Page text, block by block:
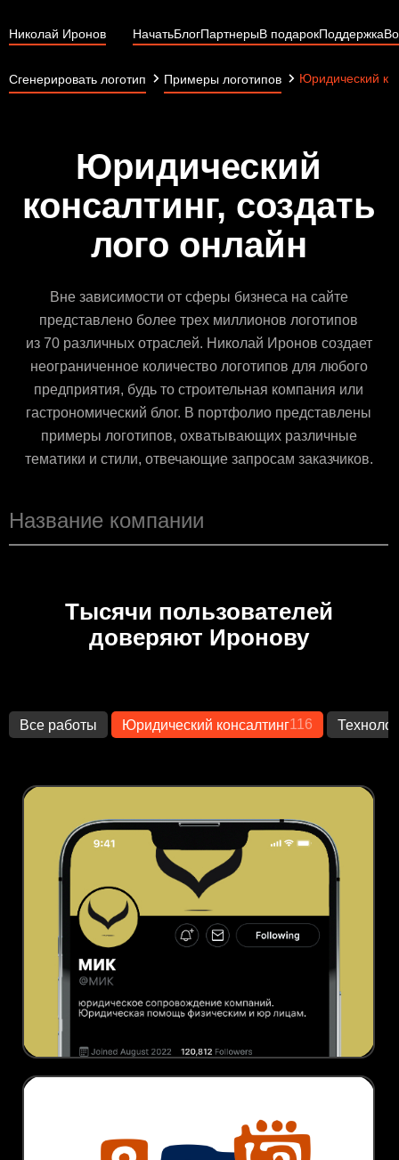
Николай Иронов НачатьБлогПартнерыВ подарокПоддержка
Сгенерировать логотип Примеры логотипов Юридический
Юридический
консалтинг, создать
лого онлайн
Вне зависимости от сферы бизнеса на сайте
представлено более трех миллионов логотипов
из 70 различных отраслей. Николай Иронов создает
неограниченное количество логотипов для любого
предприятия, будь то строительная компания или
гастрономический блог. В портфолио представлены
примеры логотипов, охватывающих различные
тематики и стили, отвечающие запросам заказчиков.
Тысячи пользователей
доверяют Иронову
Все работы Юридический консалтинг116